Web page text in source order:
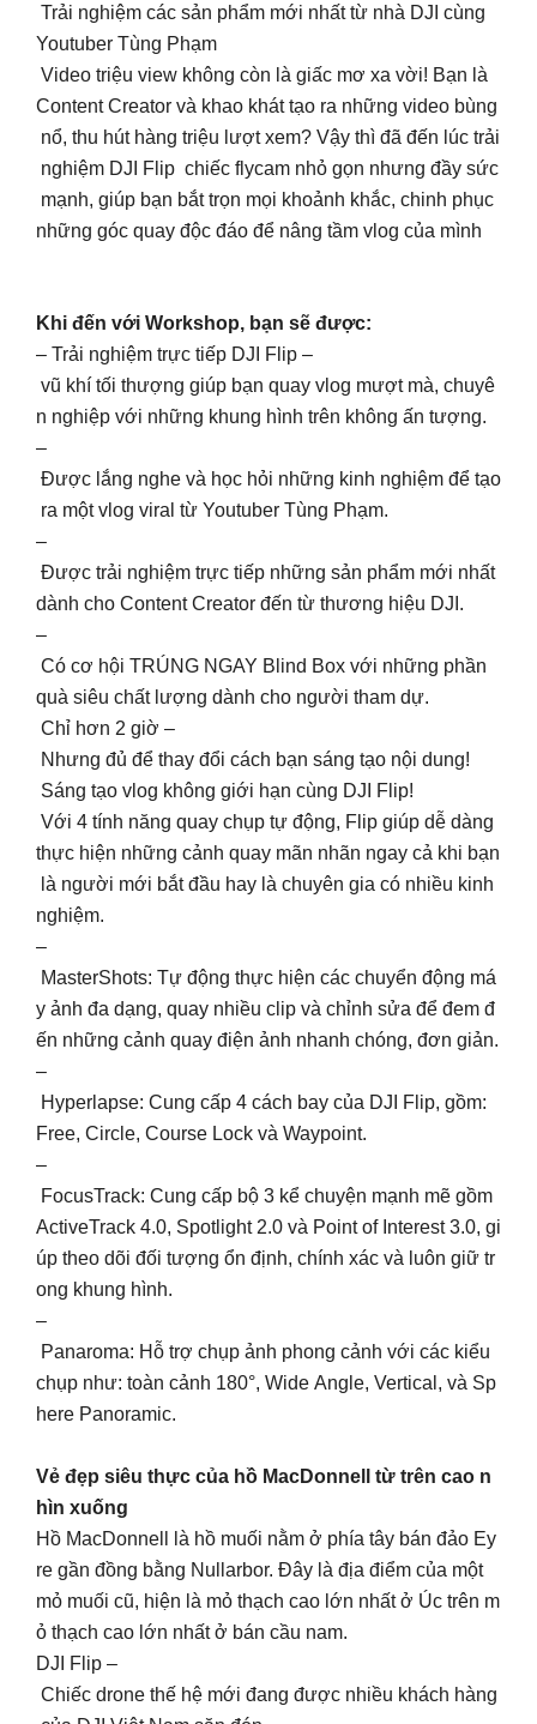
Trải nghiệm các sản phẩm mới nhất từ nhà DJI cùng
Youtuber Tùng Phạm
Video triệu view không còn là giấc mơ xa vời! Bạn là
Content Creator và khao khát tạo ra những video bùng
nổ, thu hút hàng triệu lượt xem? Vậy thì đã đến lúc trải
nghiệm DJI Flip chiếc flycam nhỏ gọn nhưng đầy sức
mạnh, giúp bạn bắt trọn mọi khoảnh khắc, chinh phục
những góc quay độc đáo để nâng tầm vlog của mình
Khi đến với Workshop, bạn sẽ được:
– Trải nghiệm trực tiếp DJI Flip –
vũ khí tối thượng giúp bạn quay vlog mượt mà, chuyê
n nghiệp với những khung hình trên không ấn tượng.
–
Được lắng nghe và học hỏi những kinh nghiệm để tạo
ra một vlog viral từ Youtuber Tùng Phạm.
–
Được trải nghiệm trực tiếp những sản phẩm mới nhất
dành cho Content Creator đến từ thương hiệu DJI.
–
Có cơ hội TRÚNG NGAY Blind Box với những phần
quà siêu chất lượng dành cho người tham dự.
Chỉ hơn 2 giờ –
Nhưng đủ để thay đổi cách bạn sáng tạo nội dung!
Sáng tạo vlog không giới hạn cùng DJI Flip!
Với 4 tính năng quay chụp tự động, Flip giúp dễ dàng
thực hiện những cảnh quay mãn nhãn ngay cả khi bạn
là người mới bắt đầu hay là chuyên gia có nhiều kinh
nghiệm.
–
MasterShots: Tự động thực hiện các chuyển động má
y ảnh đa dạng, quay nhiều clip và chỉnh sửa để đem đ
ến những cảnh quay điện ảnh nhanh chóng, đơn giản.
–
Hyperlapse: Cung cấp 4 cách bay của DJI Flip, gồm:
Free, Circle, Course Lock và Waypoint.
–
FocusTrack: Cung cấp bộ 3 kể chuyện mạnh mẽ gồm
ActiveTrack 4.0, Spotlight 2.0 và Point of Interest 3.0, gi
úp theo dõi đối tượng ổn định, chính xác và luôn giữ tr
ong khung hình.
–
Panaroma: Hỗ trợ chụp ảnh phong cảnh với các kiểu
chụp như: toàn cảnh 180°, Wide Angle, Vertical, và Sp
here Panoramic.
Vẻ đẹp siêu thực của hồ MacDonnell từ trên cao n
hìn xuống
Hồ MacDonnell là hồ muối nằm ở phía tây bán đảo Ey
re gần đồng bằng Nullarbor. Đây là địa điểm của một
mỏ muối cũ, hiện là mỏ thạch cao lớn nhất ở Úc trên m
ỏ thạch cao lớn nhất ở bán cầu nam.
DJI Flip –
Chiếc drone thế hệ mới đang được nhiều khách hàng